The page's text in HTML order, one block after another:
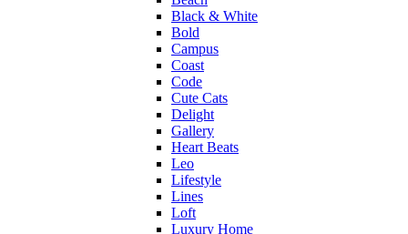
Black & White
Bold
Campus
Coast
Code
Cute Cats
Delight
Gallery
Heart Beats
Leo
Lifestyle
Lines
Loft
Luxury Home